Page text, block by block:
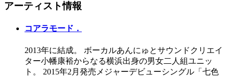
アーティスト情報
コアラモード．
2013年に結成。 ボーカルあんにゅとサウンドクリエイ
ター小幡康裕からなる横浜出身の男女二人組ユニッ
ト。 2015年2月発売メジャーデビューシングル「七色